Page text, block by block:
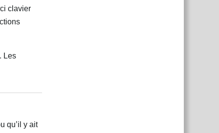
clavier
Les
qu’il y ait